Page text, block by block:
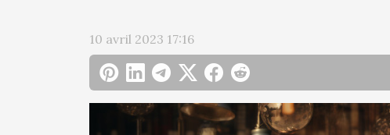
10 avril 2023 17:16